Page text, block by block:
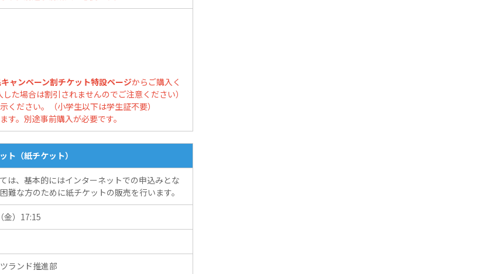
ャンペーン割チケット特設ページからご購入く
た場合は割引されませんのでご注意ください）
ださい。（小学生以下は学生証不要）
。別途事前購入が必要です。
（紙チケット）
は、基本的にはインターネットでの申込みとな
難な方のために紙チケットの販売を行います。
金）17:15
ランド推進部